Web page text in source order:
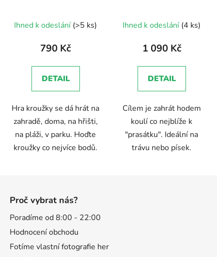
hodnocení
produktu
5,0
z
hvězdiček.
Ihned k odeslání (>5 ks)
790 Kč
DETAIL
Hra kroužky se dá hrát na
zahradě, doma, na hřišti,
na pláži, v parku. Hoďte
kroužky co nejvíce bodů.
Ihned k odeslání (4 ks)
1 090 Kč
DETAIL
Cílem je zahrát hodem
koulí co nejblíže k
"prasátku". Ideální na
trávu nebo písek.
Proč vybrat nás?
Poradíme od 8:00 - 22:00
Hodnocení obchodu
Fotíme vlastní fotografie her